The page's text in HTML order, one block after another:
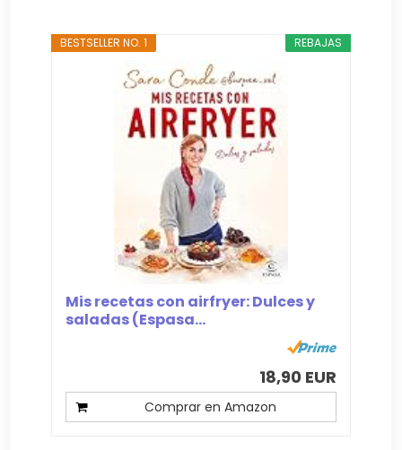
REBAJAS
BESTSELLER NO. 1
Mis recetas con airfryer: Dulces y
saladas (Espasa...
18,90 EUR
Comprar en Amazon